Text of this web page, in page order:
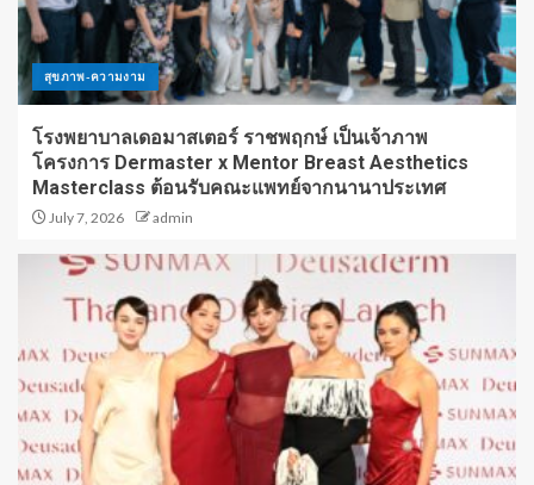
สุขภาพ-ความงาม
โรงพยาบาลเดอมาสเตอร์ ราชพฤกษ์ เป็นเจ้าภาพ
โครงการ Dermaster x Mentor Breast Aesthetics
Masterclass ต้อนรับคณะแพทย์จากนานาประเทศ
July 7, 2026 admin